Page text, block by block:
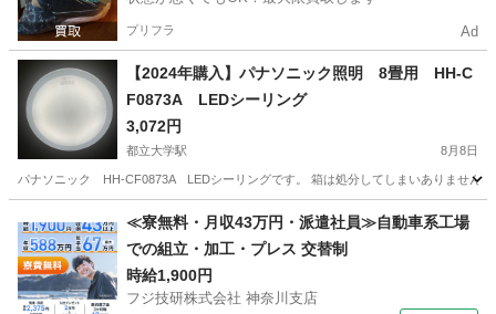
プリフラ Ad
【2024年購入】パナソニック照明 8畳用 HH-C
F0873A LEDシーリング
3,072円
都立大学駅 8月8日
パナソニック HH-CF0873A LEDシーリングです。 箱は処分してしまいありません。
都立大学駅 家電
≪寮無料・月収43万円・派遣社員≫自動車系工場
での組立・加工・プレス 交替制
時給1,900円
フジ技研株式会社 神奈川支店